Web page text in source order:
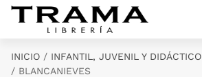
Saltar al contenido principal
INICIO INFANTIL, JUVENIL Y DIDÁCTICO
BLANCANIEVES